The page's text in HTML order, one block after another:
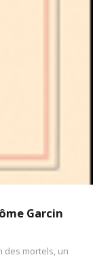
Garcin
des mortels, un